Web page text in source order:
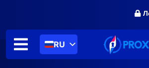
содержанию
RU